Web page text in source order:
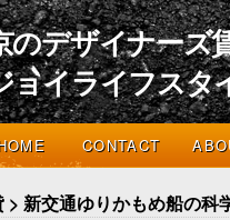
のデザイナーズ
ョイライフスタ
CONTACT
> 新交通ゆりかもめ船の科